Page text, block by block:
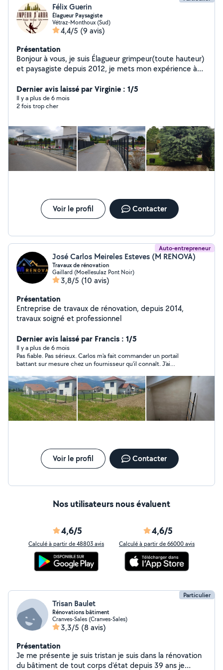
Félix Guerin
Élagueur Paysagiste
Vétraz-Monthoux (Sud)
4,4/5 (9 avis)
Présentation
Bonjour à vous, je suis Élagueur grimpeur(toute hauteur)
et paysagiste depuis 2012, je mets mon expérience à
d'entretien et pose de terrasse ou clôture.
Dernier avis laissé par Virginie : 1/5
Il y a plus de 6 mois
2 fois trop cher
Voir le profil Contacter
Auto-entrepreneur
José Carlos Meireles Esteves (M RENOVA)
Travaux de rénovation
Gaillard (Moellesulaz Pont Noir)
3,8/5 (10 avis)
Présentation
Entreprise de travaux de rénovation, depuis 2014,
travaux soigné et professionnel
Dernier avis laissé par Francis : 1/5
Il y a plus de 6 mois
Pas fiable. Pas sérieux. Carlos m'a fait commander un portail
battant sur mesure chez un fournisseur qu'il connaît. J'ai
pour le lui annoncer...jusque là tout va bien. Une fois le portail
livré, je l'appelle pour planifier l'installation et SILENCE RADIO.
Voir le profil Contacter
Nos utilisateurs nous évaluent
4,6/5
Calculé à partir de 48803 avis
4,6/5
Calculé à partir de 66000 avis
Particulier
Trisan Baulet
Rénovations bâtiment
Cranves-Sales (Cranves-Sales)
3,3/5 (8 avis)
Présentation
Je me présente je suis tristan je suis dans la rénovation
du bâtiment de tout corps d'état depuis 39 ans je